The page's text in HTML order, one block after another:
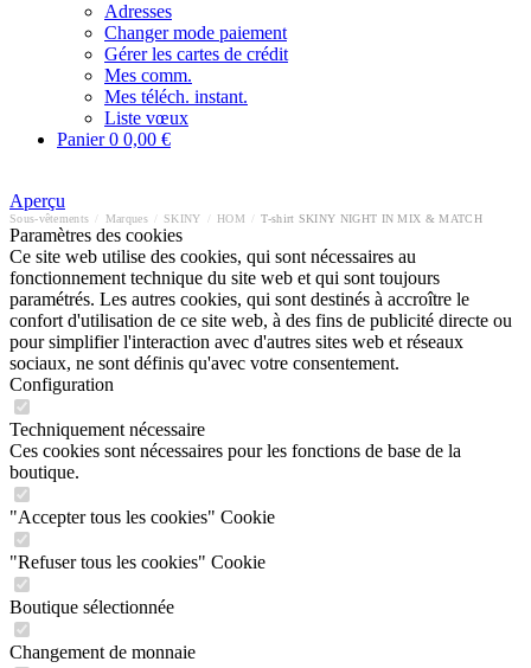
Adresses
Changer mode paiement
Gérer les cartes de crédit
Mes comm.
Mes téléch. instant.
Liste vœux
Panier0 0,00 €
Aperçu
Sous-vêtements Marques SKINY HOM T-shirt SKINY NIGHT IN MIX & MATCH
Paramètres des cookies
Ce site web utilise des cookies, qui sont nécessaires au
fonctionnement technique du site web et qui sont toujours
paramétrés. Les autres cookies, qui sont destinés à accroître le
confort d'utilisation de ce site web, à des fins de publicité directe ou
pour simplifier l'interaction avec d'autres sites web et réseaux
sociaux, ne sont définis qu'avec votre consentement.
Configuration
Techniquement nécessaire
Ces cookies sont nécessaires pour les fonctions de base de la
boutique.
"Accepter tous les cookies" Cookie
"Refuser tous les cookies" Cookie
Boutique sélectionnée
Changement de monnaie